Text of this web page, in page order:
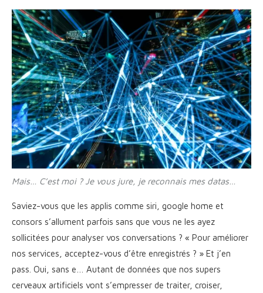
Mais… C’est moi ? Je vous jure, je reconnais mes datas…
Saviez-vous que les applis comme siri, google home et
consors s’allument parfois sans que vous ne les ayez
sollicitées pour analyser vos conversations ? « Pour améliorer
nos services, acceptez-vous d’être enregistrés ? » Et j’en
pass. Oui, sans e… Autant de données que nos supers
cerveaux artificiels vont s’empresser de traiter, croiser,